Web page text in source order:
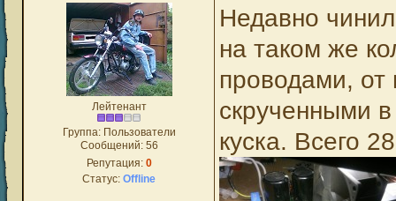
Лейтенант
Группа: Пользователи
Сообщений: 56
Репутация: 0
Статус: Offline
Недавно
на таком же
проводами, от
скрученными в
куска. Всего